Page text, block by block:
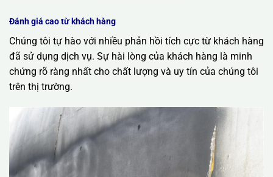
Đánh giá cao từ khách hàng
Chúng tôi tự hào với nhiều phản hồi tích cực từ khách hàng
đã sử dụng dịch vụ. Sự hài lòng của khách hàng là minh
chứng rõ ràng nhất cho chất lượng và uy tín của chúng tôi
trên thị trường.